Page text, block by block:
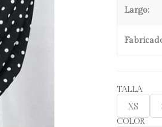
Largo:
TALLA
XS
COLOR